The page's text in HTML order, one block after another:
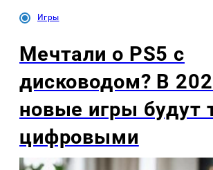
Игры
Мечтали о PS5 с
дисководом? В
новые игры будут
цифровыми